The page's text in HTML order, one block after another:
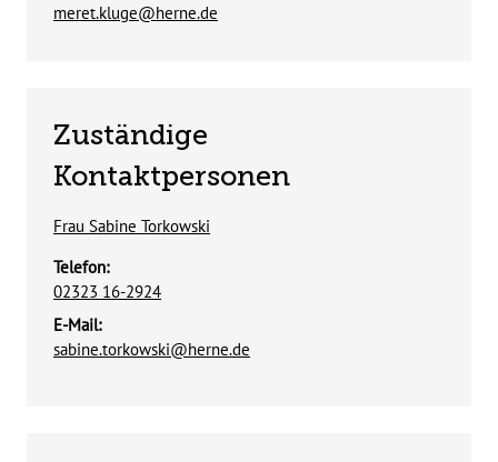
meret.kluge@herne.de
Zuständige
Kontaktpersonen
Frau Sabine Torkowski
Telefon:
02323 16-2924
E-Mail:
sabine.torkowski@herne.de